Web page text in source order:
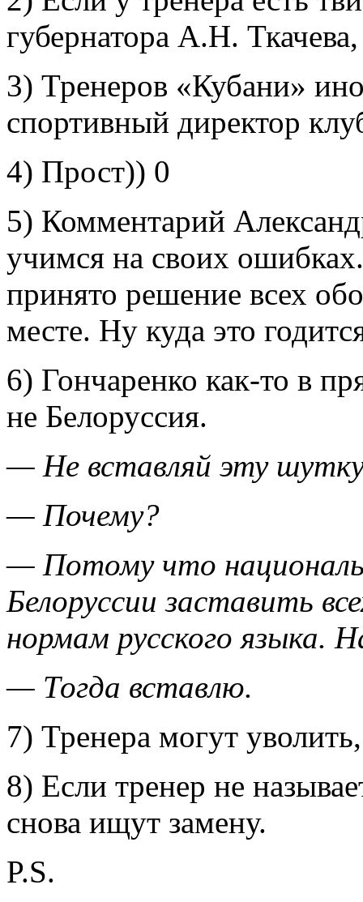
губернатора А.Н.
3) Тренеров «Кубани»
спортивный директор
4) Прост)) 0
5) Комментарий
учимся на своих
принято решение всех
месте. Ну куда это
6) Гончаренко как-то в
не Белоруссия.
— Не вставляй эту
— Почему?
— Потому что
Белоруссии заставить
нормам русского языка.
— Тогда вставлю.
7) Тренера могут
8) Если тренер не
снова ищут замену.
P.S.